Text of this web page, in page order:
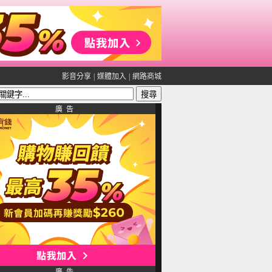
影音分享 媒體加入 網路商城
廣 告